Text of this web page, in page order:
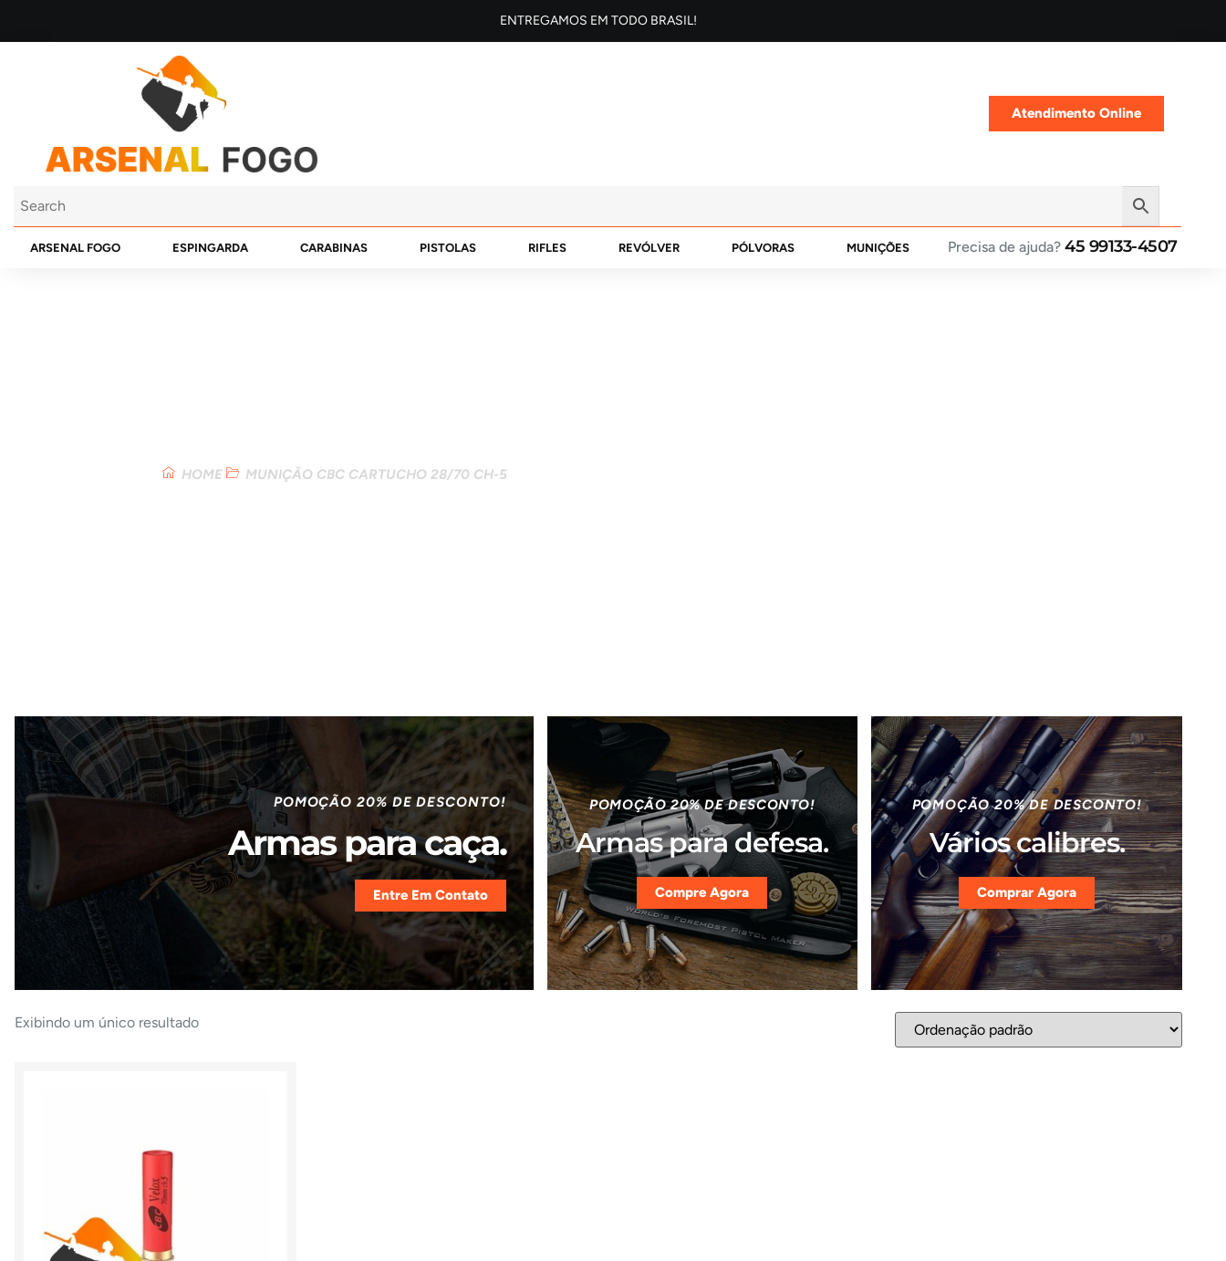
ENTREGAMOS EM TODO BRASIL!
Atendimento Online
ARSENAL FOGO ESPINGARDA CARABINAS PISTOLAS RIFLES REVÓLVER PÓLVORAS MUNIÇÕES Precisa de ajuda? 45 99133-4507
HOME MUNIÇÃO CBC CARTUCHO 28/70 CH-5
POMOÇÃO 20% DE DESCONTO!
Armas para caça.
Entre Em Contato
POMOÇÃO 20% DE DESCONTO!
Armas para defesa.
Compre Agora
POMOÇÃO 20% DE DESCONTO!
Vários calibres.
Comprar Agora
Exibindo um único resultado